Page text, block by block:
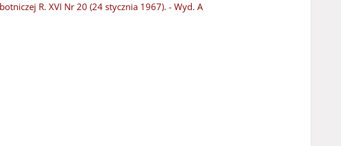
R. XVI Nr 20 (24 stycznia 1967). - Wyd. A